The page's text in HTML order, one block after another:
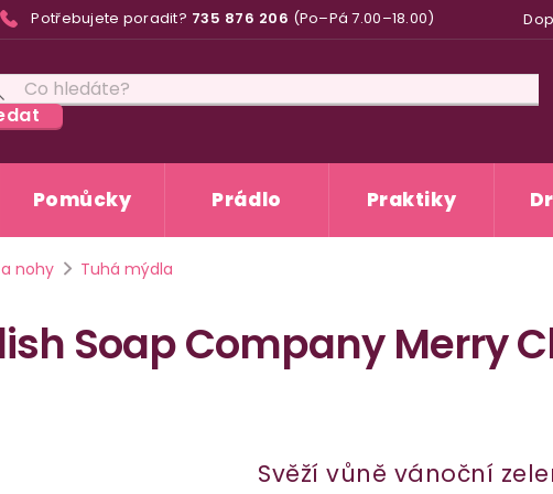
Potřebujete poradit? 735 876 206 (Po–Pá 7.00–18.00)
Pomůcky Prádlo Praktiky
nohy Tuhá mýdla
Soap Company Merry
Svěží vůně vánoční